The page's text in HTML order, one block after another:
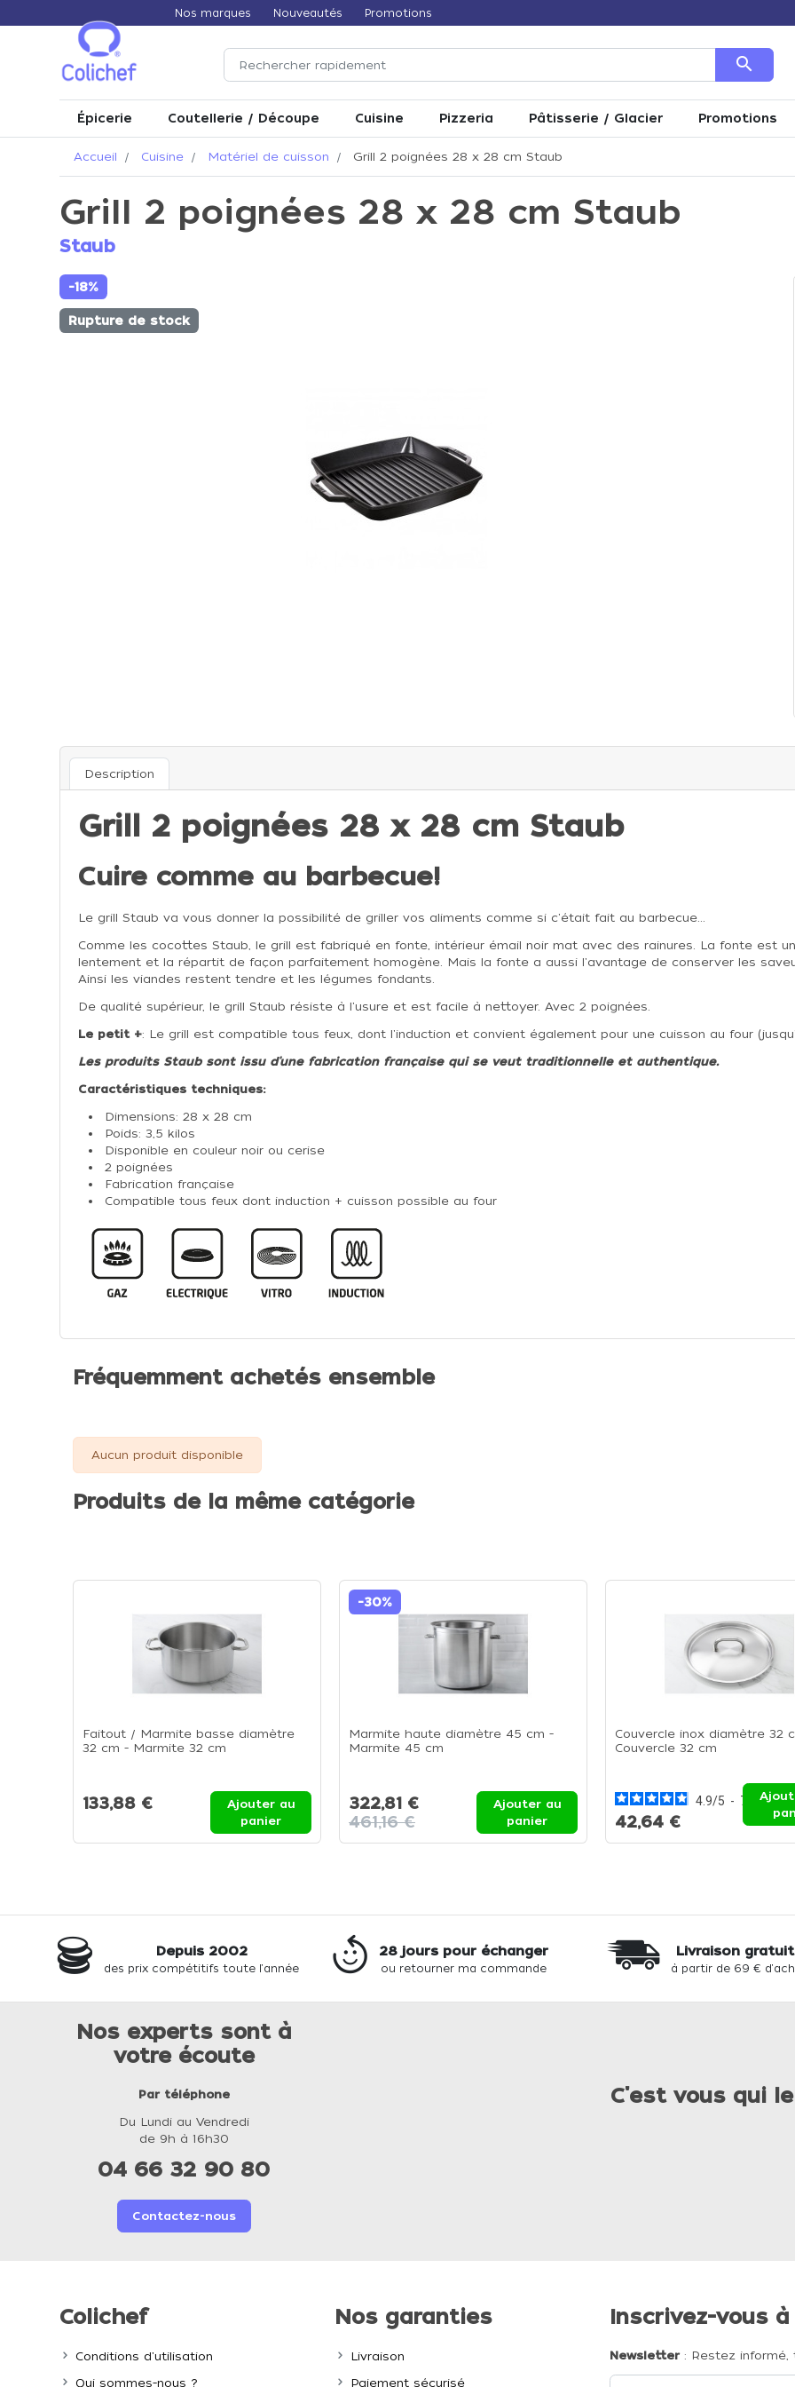
Nos marques Nouveautés Promotions
search
Épicerie Coutellerie / Découpe Cuisine Pizzeria Pâtisserie / Glacier Promotions
Accueil Cuisine Matériel de cuisson Grill 2 poignées 28 x 28 cm Staub
Grill 2 poignées 28 x 28 cm Staub
Staub
-18%
Rupture de stock
Description
Grill 2 poignées 28 x 28 cm Staub
Cuire comme au barbecue!
Le grill Staub va vous donner la possibilité de griller vos aliments comme si c'était fait au barbecue...
Comme les cocottes Staub, le grill est fabriqué en fonte, intérieur émail noir mat avec des rainures. La fonte est
lentement et la répartit de façon parfaitement homogène. Mais la fonte a aussi l'avantage de conserver les
Ainsi les viandes restent tendre et les légumes fondants.
De qualité supérieur, le grill Staub résiste à l'usure et est facile à nettoyer. Avec 2 poignées.
Le petit +: Le grill est compatible tous feux, dont l'induction et convient également pour une cuisson au four
Les produits Staub sont issu d'une fabrication française qui se veut traditionnelle et authentique.
Caractéristiques techniques:
Dimensions: 28 x 28 cm
Poids: 3,5 kilos
Disponible en couleur noir ou cerise
2 poignées
Fabrication française
Compatible tous feux dont induction + cuisson possible au four
Fréquemment achetés ensemble
Aucun produit disponible
Produits de la même catégorie
Faitout / Marmite basse diamètre
32 cm - Marmite 32 cm
133,88 €
Ajouter au
panier
-30%
Marmite haute diamètre 45 cm -
Marmite 45 cm
322,81 €
461,16 €
Ajouter au
panier
Couvercle inox diamètre 32
Couvercle 32 cm
4.9/5 - 7 avis
42,64 €
Depuis 2002
des prix compétitifs toute l'année
28 jours pour échanger
ou retourner ma commande
Livraison
à partir de 69 €
Nos experts sont à
votre écoute
Par téléphone
Du Lundi au Vendredi
de 9h à 16h30
04 66 32 90 80
Contactez-nous
C'est vous qui
Colichef
Conditions d'utilisation
Qui sommes-nous ?
Nos garanties
Livraison
Paiement sécurisé
Inscrivez-vous
Newsletter: Restez informé,